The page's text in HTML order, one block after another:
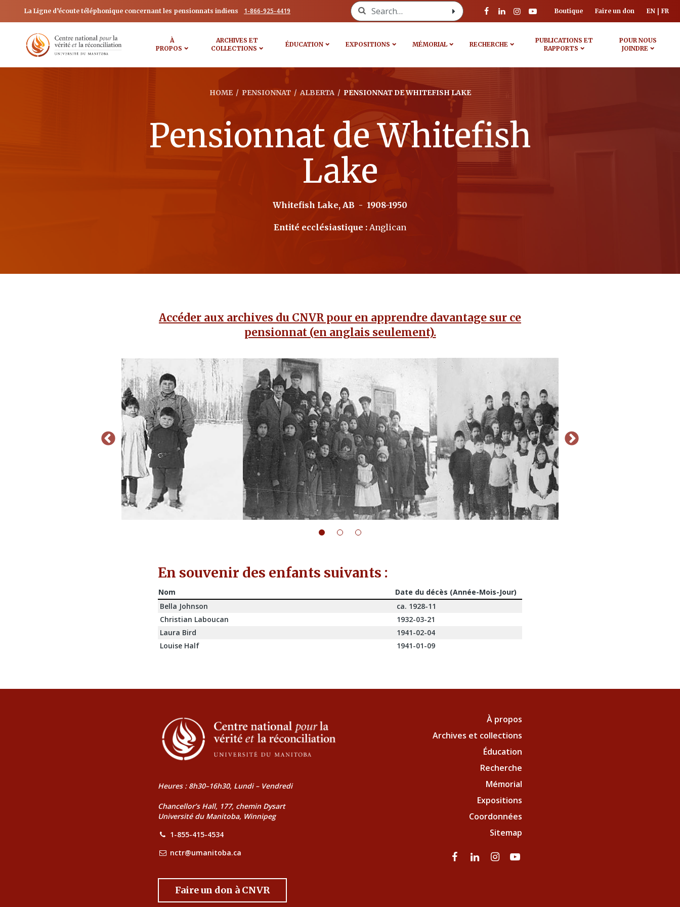
La Ligne d’écoute téléphonique concernant les pensionnats indiens 1-866-925-4419 Search for: Boutique Faire un don EN FR
À
PROPOS
ARCHIVES ET
COLLECTIONS
ÉDUCATION EXPOSITIONS MÉMORIAL RECHERCHE
PUBLICATIONS ET
RAPPORTS
POUR NOUS
JOINDRE
HOME / PENSIONNAT / ALBERTA / PENSIONNAT DE WHITEFISH LAKE
Pensionnat de Whitefish
Lake
Whitefish Lake, AB - 1908-1950
Entité ecclésiastique : Anglican
Accéder aux archives du CNVR pour en apprendre davantage sur ce
pensionnat (en anglais seulement).
En souvenir des enfants suivants :
Nom
Date du décès (Année-Mois-Jour)
Bella Johnson
ca. 1928-11
Christian Laboucan
1932-03-21
Laura Bird
1941-02-04
Louise Half
1941-01-09
Heures : 8h30–16h30, Lundi – Vendredi
Chancellor’s Hall, 177, chemin Dysart
Université du Manitoba, Winnipeg
1-855-415-4534
nctr@umanitoba.ca
Faire un don à CNVR
À propos
Archives et collections
Éducation
Recherche
Mémorial
Expositions
Coordonnées
Sitemap